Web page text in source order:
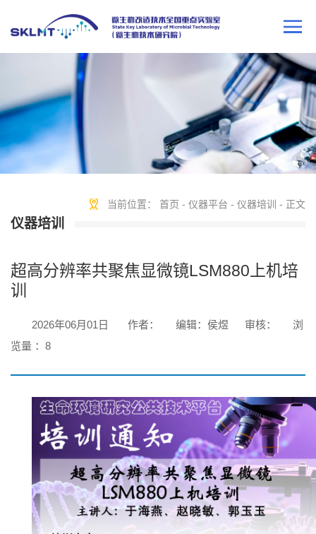
当前位置： 首页 - 仪器平台 - 仪器培训 - 正文
仪器培训
超高分辨率共聚焦显微镜LSM880上机培
训
2026年06月01日 作者： 编辑：侯煜 审核：
浏
览量 ： 8